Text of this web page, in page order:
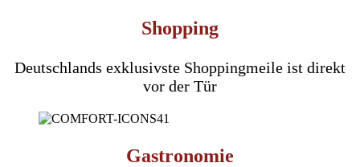
Shopping
Deutschlands exklusivste Shoppingmeile ist direkt
vor der Tür
Gastronomie